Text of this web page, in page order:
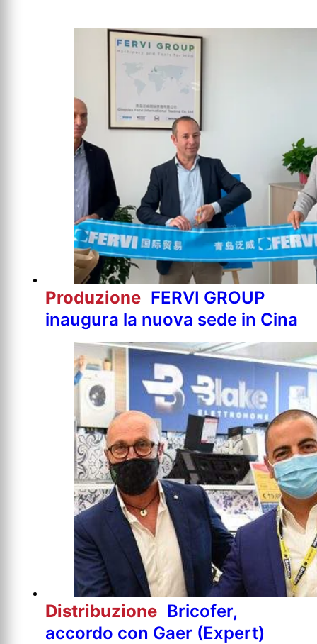
Produzione FERVI GROUP
inaugura la nuova sede in Cina
Distribuzione Bricofer,
accordo con Gaer (Expert)